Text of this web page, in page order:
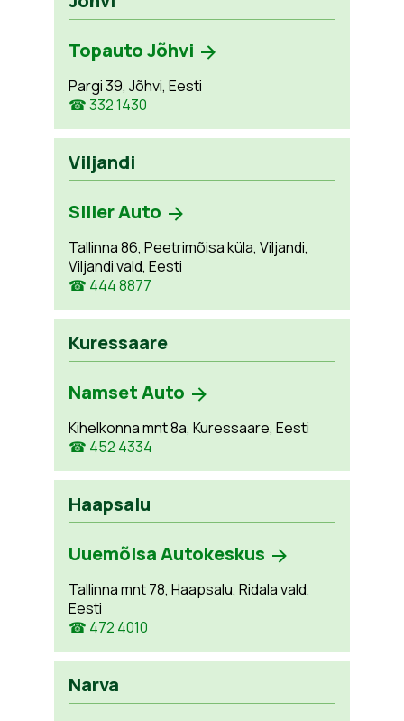
Topauto Jõhvi
Pargi 39, Jõhvi, Eesti
☎ 332 1430
Viljandi
Siller Auto
Tallinna 86, Peetrimõisa küla, Viljandi,
Viljandi vald, Eesti
☎ 444 8877
Kuressaare
Namset Auto
Kihelkonna mnt 8a, Kuressaare, Eesti
☎ 452 4334
Haapsalu
Uuemõisa Autokeskus
Tallinna mnt 78, Haapsalu, Ridala vald,
Eesti
☎ 472 4010
Narva